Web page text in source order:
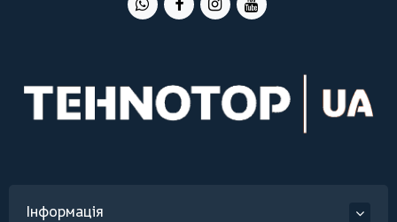
Інформація